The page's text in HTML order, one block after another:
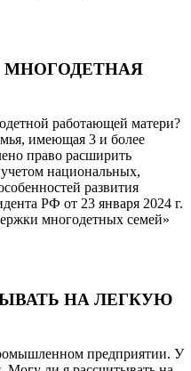
МНОГОДЕТНАЯ
работающей матери?
имеющая 3 и более
право расширить
национальных,
развития
РФ от 23 января 2024 г.
многодетных семей»
НА ЛЕГКУЮ
предприятии. У